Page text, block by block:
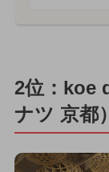
2位：koe
ナツ 京都）